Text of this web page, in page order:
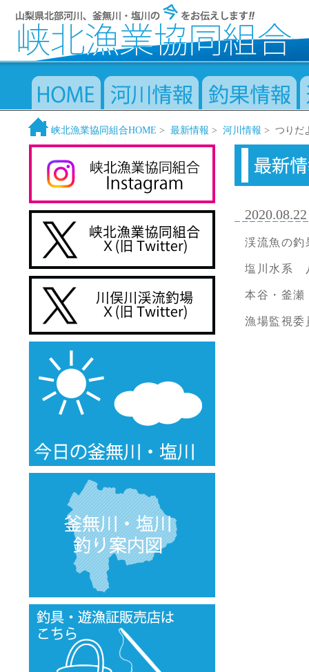
峡北漁業協同組合HOME > 最新情報 > 河川情報 > つりだ
2020.08.22
渓流魚の釣
塩川水系
本谷・釜
漁場監視